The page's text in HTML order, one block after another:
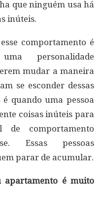
que ninguém usa há
inúteis.
comportamento é
personalidade
mudar a maneira
se esconder dessas
quando uma pessoa
coisas inúteis para
comportamento
Essas pessoas
parar de acumular.
apartamento é muito